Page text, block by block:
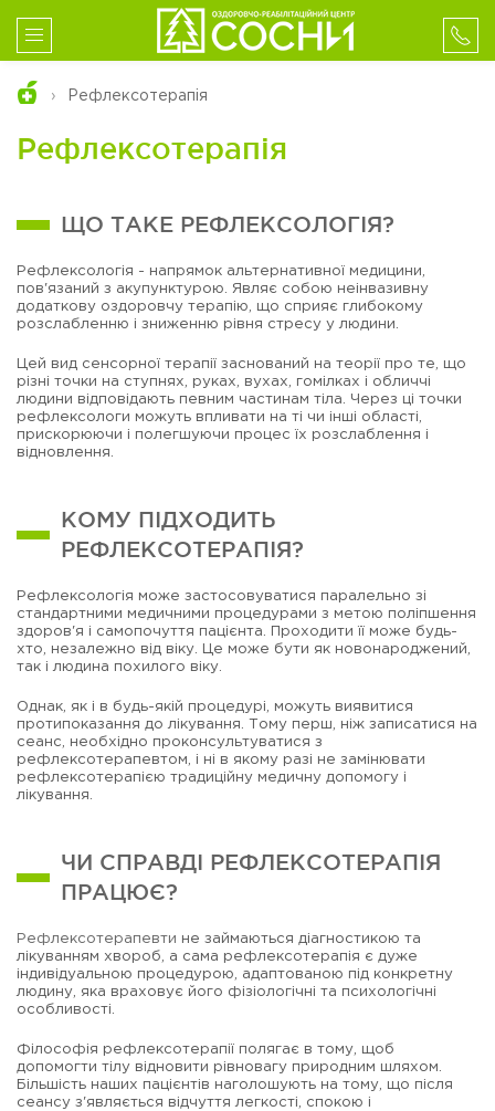
Рефлексотерапія
Рефлексотерапія
ЩО ТАКЕ РЕФЛЕКСОЛОГІЯ?
Рефлексологія - напрямок альтернативної медицини,
пов'язаний з акупунктурою. Являє собою неінвазивну
додаткову оздоровчу терапію, що сприяє глибокому
розслабленню і зниженню рівня стресу у людини.
Цей вид сенсорної терапії заснований на теорії про те, що
різні точки на ступнях, руках, вухах, гомілках і обличчі
людини відповідають певним частинам тіла. Через ці точки
рефлексологи можуть впливати на ті чи інші області,
прискорюючи і полегшуючи процес їх розслаблення і
відновлення.
КОМУ ПІДХОДИТЬ
РЕФЛЕКСОТЕРАПІЯ?
Рефлексологія може застосовуватися паралельно зі
стандартними медичними процедурами з метою поліпшення
здоров'я і самопочуття пацієнта. Проходити її може будь-
хто, незалежно від віку. Це може бути як новонароджений,
так і людина похилого віку.
Однак, як і в будь-якій процедурі, можуть виявитися
протипоказання до лікування. Тому перш, ніж записатися на
сеанс, необхідно проконсультуватися з
рефлексотерапевтом, і ні в якому разі не замінювати
рефлексотерапією традиційну медичну допомогу і
лікування.
ЧИ СПРАВДІ РЕФЛЕКСОТЕРАПІЯ
ПРАЦЮЄ?
Рефлексотерапевти не займаються діагностикою та
лікуванням хвороб, а сама рефлексотерапія є дуже
індивідуальною процедурою, адаптованою під конкретну
людину, яка враховує його фізіологічні та психологічні
особливості.
Філософія рефлексотерапії полягає в тому, щоб
допомогти тілу відновити рівновагу природним шляхом.
Більшість наших пацієнтів наголошують на тому, що після
сеансу з'являється відчуття легкості, спокою і